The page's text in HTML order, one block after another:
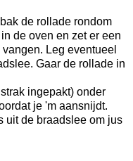
de rollade rondom
de oven en zet er een
Leg eventueel
Gaar de rollade in
ingepakt) onder
je 'm aansnijdt.
uit de braadslee om jus